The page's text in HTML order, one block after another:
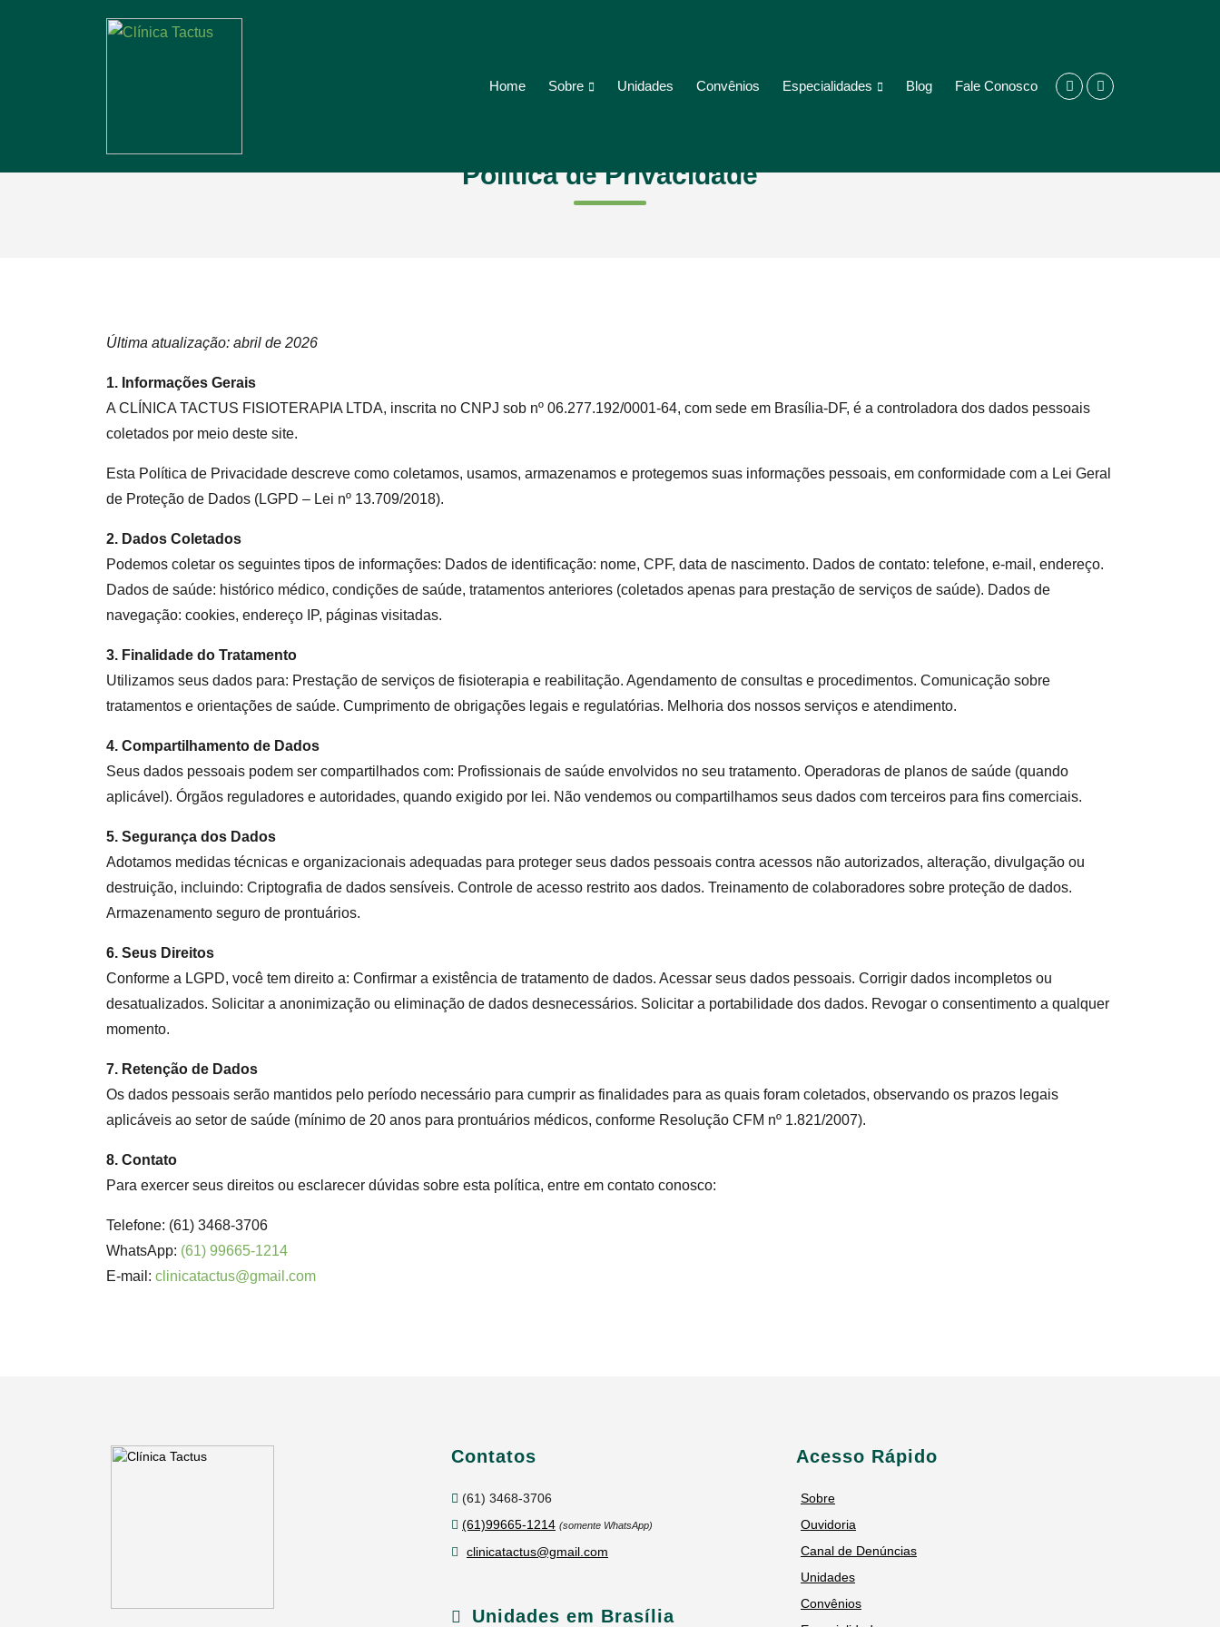
Home Sobre Unidades Convênios Especialidades Blog Fale Conosco
Política de Privacidade
Última atualização: abril de 2026
1. Informações Gerais
A CLÍNICA TACTUS FISIOTERAPIA LTDA, inscrita no CNPJ sob nº 06.277.192/0001-64, com sede em Brasília-DF, é a controladora dos dados pessoais
coletados por meio deste site.
Esta Política de Privacidade descreve como coletamos, usamos, armazenamos e protegemos suas informações pessoais, em conformidade com a Lei Geral
de Proteção de Dados (LGPD – Lei nº 13.709/2018).
2. Dados Coletados
Podemos coletar os seguintes tipos de informações: Dados de identificação: nome, CPF, data de nascimento. Dados de contato: telefone, e-mail, endereço.
Dados de saúde: histórico médico, condições de saúde, tratamentos anteriores (coletados apenas para prestação de serviços de saúde). Dados de
navegação: cookies, endereço IP, páginas visitadas.
3. Finalidade do Tratamento
Utilizamos seus dados para: Prestação de serviços de fisioterapia e reabilitação. Agendamento de consultas e procedimentos. Comunicação sobre
tratamentos e orientações de saúde. Cumprimento de obrigações legais e regulatórias. Melhoria dos nossos serviços e atendimento.
4. Compartilhamento de Dados
Seus dados pessoais podem ser compartilhados com: Profissionais de saúde envolvidos no seu tratamento. Operadoras de planos de saúde (quando
aplicável). Órgãos reguladores e autoridades, quando exigido por lei. Não vendemos ou compartilhamos seus dados com terceiros para fins comerciais.
5. Segurança dos Dados
Adotamos medidas técnicas e organizacionais adequadas para proteger seus dados pessoais contra acessos não autorizados, alteração, divulgação ou
destruição, incluindo: Criptografia de dados sensíveis. Controle de acesso restrito aos dados. Treinamento de colaboradores sobre proteção de dados.
Armazenamento seguro de prontuários.
6. Seus Direitos
Conforme a LGPD, você tem direito a: Confirmar a existência de tratamento de dados. Acessar seus dados pessoais. Corrigir dados incompletos ou
desatualizados. Solicitar a anonimização ou eliminação de dados desnecessários. Solicitar a portabilidade dos dados. Revogar o consentimento a qualquer
momento.
7. Retenção de Dados
Os dados pessoais serão mantidos pelo período necessário para cumprir as finalidades para as quais foram coletados, observando os prazos legais
aplicáveis ao setor de saúde (mínimo de 20 anos para prontuários médicos, conforme Resolução CFM nº 1.821/2007).
8. Contato
Para exercer seus direitos ou esclarecer dúvidas sobre esta política, entre em contato conosco:
Telefone: (61) 3468-3706
WhatsApp: (61) 99665-1214
E-mail: clinicatactus@gmail.com
Contatos
(61) 3468-3706
(61)99665-1214 (somente WhatsApp)
clinicatactus@gmail.com
Unidades em Brasília
Acesso Rápido
Sobre
Ouvidoria
Canal de Denúncias
Unidades
Convênios